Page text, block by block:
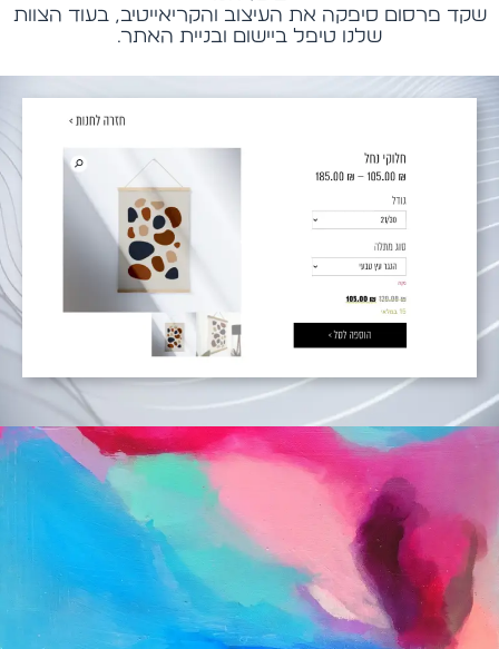
שקד פרסום סיפקה את העיצוב והקריאייטיב,בעוד הצוות
שלנו טיפל ביישום ובניית האתר.